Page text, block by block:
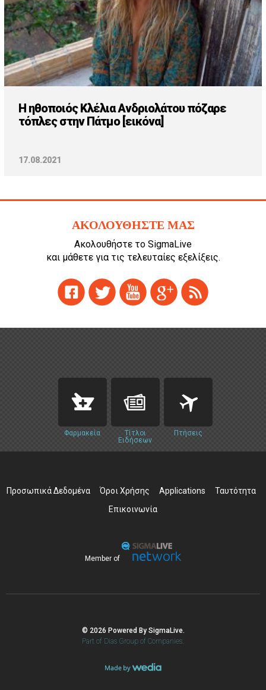
Η ηθοποιός Κλέλια Ανδριολάτου πόζαρε
τόπλες στην Πάτμο [εικόνα]
17.08.2021
ΑΚΟΛΟΥΘΗΣΤΕ ΜΑΣ
Ακολουθήστε το SigmaLive
και μάθετε για τις τελευταίες εξελίξεις.
Φαρμακεία
Τίτλοι
Ειδήσεων
Πτήσεις
Προσωπικά Δεδομένα Όροι Χρήσης Applications
Ταυτότητα
Επικοινωνία
Member of
© 2026 Powered By SigmaLive.
Part of Dias Group of Companies.